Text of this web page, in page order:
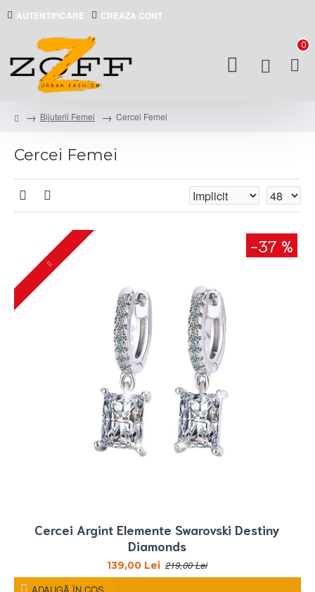
AUTENTIFICARE CREAZA CONT
0
Bijuterii Femei Cercei Femei
Cercei Femei
-37 %
Cercei Argint Elemente Swarovski Destiny
Diamonds
139,00 Lei 219,00 Lei